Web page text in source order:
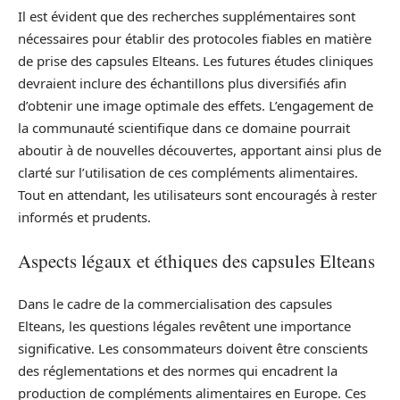
Il est évident que des recherches supplémentaires sont
nécessaires pour établir des protocoles fiables en matière
de prise des capsules Elteans. Les futures études cliniques
devraient inclure des échantillons plus diversifiés afin
d’obtenir une image optimale des effets. L’engagement de
la communauté scientifique dans ce domaine pourrait
aboutir à de nouvelles découvertes, apportant ainsi plus de
clarté sur l’utilisation de ces compléments alimentaires.
Tout en attendant, les utilisateurs sont encouragés à rester
informés et prudents.
Aspects légaux et éthiques des capsules Elteans
Dans le cadre de la commercialisation des capsules
Elteans, les questions légales revêtent une importance
significative. Les consommateurs doivent être conscients
des réglementations et des normes qui encadrent la
production de compléments alimentaires en Europe. Ces